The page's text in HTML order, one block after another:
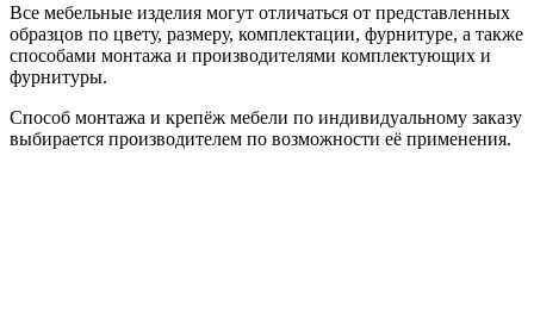
Все мебельные изделия могут отличаться от представленных
образцов по цвету, размеру, комплектации, фурнитуре, а также
способами монтажа и производителями комплектующих и
фурнитуры.
Способ монтажа и крепёж мебели по индивидуальному заказу
выбирается производителем по возможности её применения.